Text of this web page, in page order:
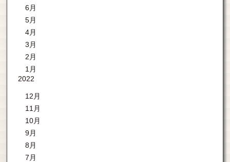
6月
5月
4月
3月
2月
1月
2022
12月
11月
10月
9月
8月
7月